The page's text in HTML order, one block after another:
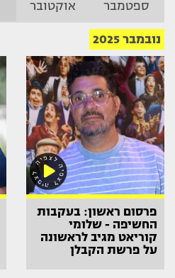
ספטמבר אוקטובר
נובמבר 2025
פרסום ראשון: בעקבות
החשיפה - שלומי
קוריאט מגיב לראשונה
על פרשת הקבלן